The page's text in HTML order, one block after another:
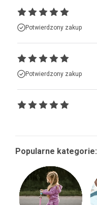
Potwierdzony zakup
Potwierdzony zakup
Popularne kategorie: